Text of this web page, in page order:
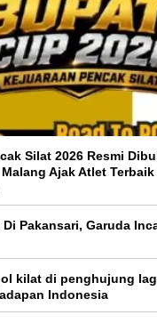
Silat 2026 Resmi
Ajak Atlet
Pakansari, Garuda
kilat di penghujung
Indonesia